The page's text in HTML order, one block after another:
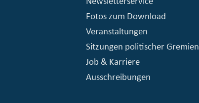
Fotos zum Download
Veranstaltungen
Sitzungen politischer Gremien
Job & Karriere
Ausschreibungen